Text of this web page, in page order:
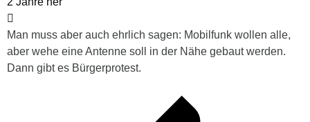
Man muss aber auch ehrlich sagen: Mobilfunk wollen alle,
aber wehe eine Antenne soll in der Nähe gebaut werden.
Dann gibt es Bürgerprotest.